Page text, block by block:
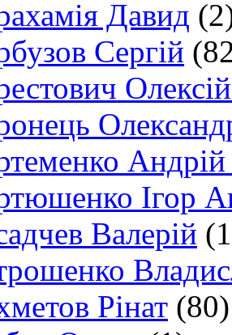
Давид
Сергій
Андрій
Ігор
Валерій
Рінат (80)